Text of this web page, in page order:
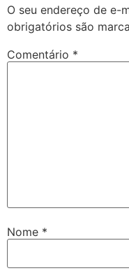
O seu endereço de e-
obrigatórios são
Comentário *
Nome *